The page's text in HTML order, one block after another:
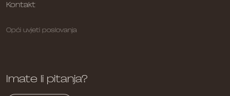
Kontakt
Opći uvjeti poslovanja
Imate li pitanja?